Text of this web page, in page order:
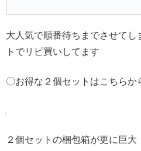
大人気で順番待ちまでさせてし
トでリピ買いしてます
〇お得な２個セットはこちらか
２個セットの梱包箱が更に巨大